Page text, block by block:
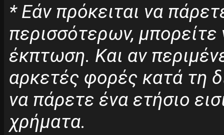
* Εάν πρόκειται να
περισσότερων,
έκπτωση. Και αν
αρκετές φορές κατά τη
να πάρετε ένα ετήσιο
χρήματα.